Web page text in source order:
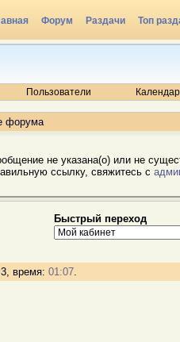
Форум Раздачи Топ
Пользователи
форума
не указана(о) или не
ссылку, свяжитесь с
Быстрый переход
время: 01:07.